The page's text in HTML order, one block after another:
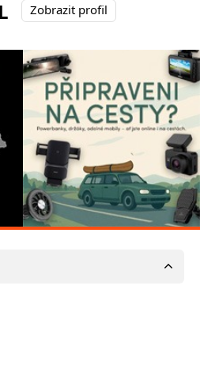
Zobrazit profil